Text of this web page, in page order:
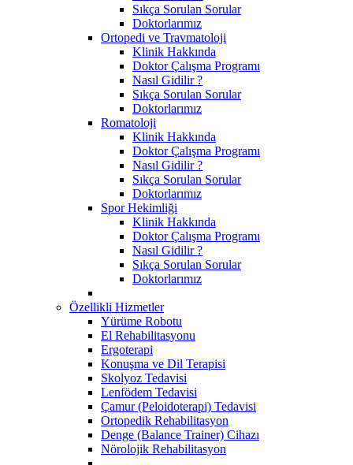
Sıkça Sorulan Sorular
Doktorlarımız
Ortopedi ve Travmatoloji
Klinik Hakkında
Doktor Çalışma Programı
Nasıl Gidilir ?
Sıkça Sorulan Sorular
Doktorlarımız
Romatoloji
Klinik Hakkında
Doktor Çalışma Programı
Nasıl Gidilir ?
Sıkça Sorulan Sorular
Doktorlarımız
Spor Hekimliği
Klinik Hakkında
Doktor Çalışma Programı
Nasıl Gidilir ?
Sıkça Sorulan Sorular
Doktorlarımız
Özellikli Hizmetler
Yürüme Robotu
El Rehabilitasyonu
Ergoterapi
Konuşma ve Dil Terapisi
Skolyoz Tedavisi
Lenfödem Tedavisi
Çamur (Peloidoterapi) Tedavisi
Ortopedik Rehabilitasyon
Denge (Balance Trainer) Cihazı
Nörolojik Rehabilitasyon